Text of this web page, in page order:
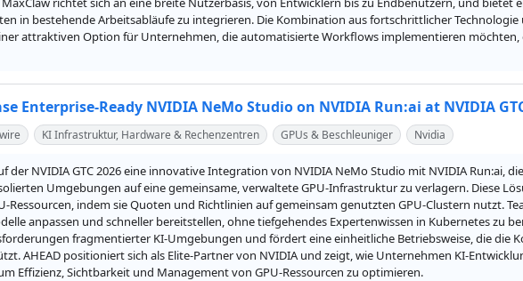
in bestehende Arbeitsabläufe zu integrieren. Die Kombination aus fortschrittlicher
attraktiven Option für Unternehmen, die automatisierte Workflows implementieren
Enterprise-Ready NVIDIA NeMo Studio on NVIDIA Run:ai at NVIDIA
KI Infrastruktur, Hardware & Rechenzentren GPUs & Beschleuniger Nvidia
der NVIDIA GTC 2026 eine innovative Integration von NVIDIA NeMo Studio mit NVIDIA Run:ai,
Umgebungen auf eine gemeinsame, verwaltete GPU-Infrastruktur zu verlagern. Diese
Ressourcen, indem sie Quoten und Richtlinien auf gemeinsam genutzten GPU-Clustern nutzt.
anpassen und schneller bereitstellen, ohne tiefgehendes Expertenwissen in Kubernetes zu
fragmentierter KI-Umgebungen und fördert eine einheitliche Betriebsweise, die die
AHEAD positioniert sich als Elite-Partner von NVIDIA und zeigt, wie Unternehmen KI-
Effizienz, Sichtbarkeit und Management von GPU-Ressourcen zu optimieren.